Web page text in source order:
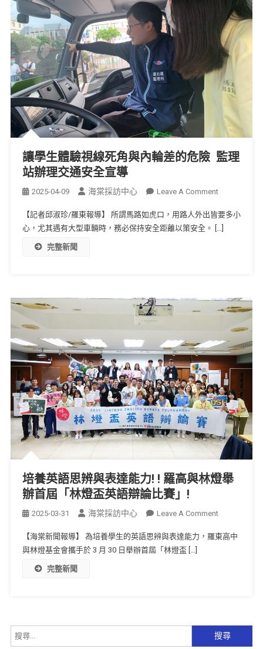
讓學生體驗視線死角與內輪差的危險 監理
站辦理交通安全宣導
2025-04-09 海棠採訪中心 Leave A Comment
【記者邱淑珍/羅東報導】 所謂馬路如虎口，用路人外出皆要多小
心，尤其遇有大型車輛時，務必保持安全距離以策安全。 […]
完整新聞
培養英語思辨與表達能力! ! 羅高與林燈舉
辦首屆「林燈盃英語辯論比賽」!
2025-03-31 海棠採訪中心 Leave A Comment
【海棠新聞報導】 為培養學生的英語思辨與表達能力，羅東高中
與林燈基金會攜手於 3 月 30 日舉辦首屆「林燈盃 […]
完整新聞